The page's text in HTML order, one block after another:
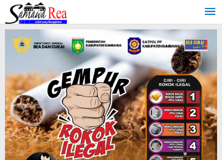
Lewati
konten